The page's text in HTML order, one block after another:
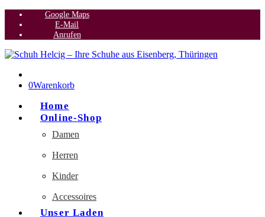
Google Maps
E-Mail
Anrufen
0Warenkorb
Home
Online-Shop
Damen
Herren
Kinder
Accessoires
Unser Laden